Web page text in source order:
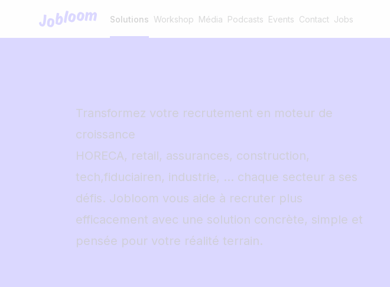
Jobloom Solutions Workshop Média Podcasts Events Contact Jobs
Transformez votre recrutement en moteur de
croissance
HORECA, retail, assurances, construction,
tech,fiduciairen, industrie, … chaque secteur a ses
défis. Jobloom vous aide à recruter plus
efficacement avec une solution concrète, simple et
pensée pour votre réalité terrain.